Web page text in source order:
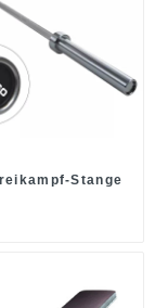
Stange